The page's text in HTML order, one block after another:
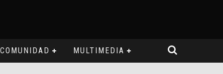
COMUNIDAD MULTIMEDIA